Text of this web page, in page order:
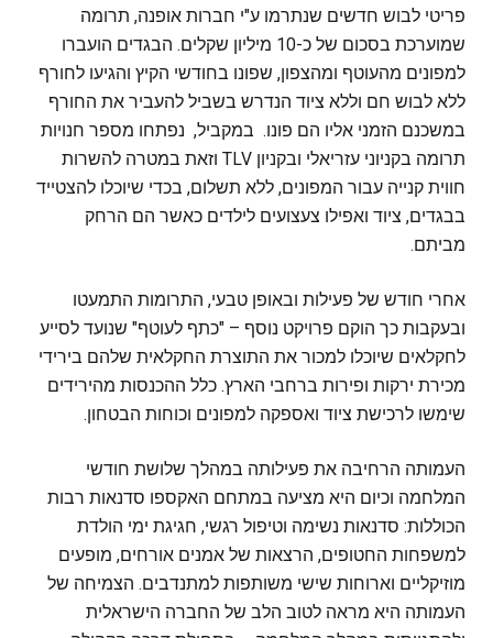
פריטי לבוש חדשים שנתרמו ע"י חברות אופנה, תרומה
שמוערכת בסכום של כ-10 מיליון שקלים. הבגדים הועברו
למפונים מהעוטף ומהצפון, שפונו בחודשי הקיץ והגיעו לחורף
ללא לבוש חם וללא ציוד הנדרש בשביל להעביר את החורף
במשכנם הזמני אליו הם פונו. במקביל, נפתחו מספר חנויות
תרומה בקניוני עזריאלי ובקניון TLV וזאת במטרה להשרות
חווית קנייה עבור המפונים, ללא תשלום, בכדי שיוכלו להצטייד
בבגדים, ציוד ואפילו צעצועים לילדים כאשר הם הרחק
מביתם.
אחרי חודש של פעילות ובאופן טבעי, התרומות התמעטו
ובעקבות כך הוקם פרויקט נוסף – "כתף לעוטף" שנועד לסייע
לחקלאים שיוכלו למכור את התוצרת החקלאית שלהם בירידי
מכירת ירקות ופירות ברחבי הארץ. כלל ההכנסות מהירידים
שימשו לרכישת ציוד ואספקה למפונים וכוחות הבטחון.
העמותה הרחיבה את פעילותה במהלך שלושת חודשי
המלחמה וכיום היא מציעה במתחם האקספו סדנאות רבות
הכוללות: סדנאות נשימה וטיפול רגשי, חגיגת ימי הולדת
למשפחות החטופים, הרצאות של אמנים אורחים, מופעים
מוזיקליים וארוחות שישי משותפות למתנדבים. הצמיחה של
העמותה היא מראה לטוב הלב של החברה הישראלית